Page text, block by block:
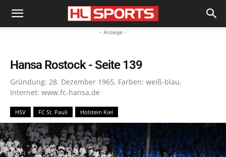
- Anzeige -
Hansa Rostock- Seite 139
Gründung: 28. Dezember 1965, Farben: weiß-blau,
Internet: www.fc-hansa.de
HSV FC St. Pauli Holstein Kiel